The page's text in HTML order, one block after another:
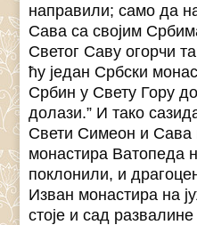
направили; само да
Сава са својим
Светог Саву огорчи
ћу један Србски
Србин у Свету Гору
долази.” И тако
Свети Симеон и Сава
монастира Ватопеда
поклонили, и
Изван монастира на
стоје и сад